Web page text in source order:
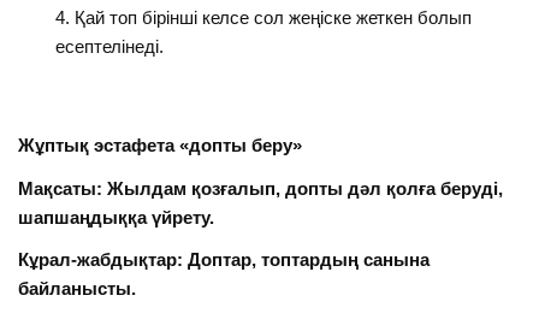
Қай топ бірінші келсе сол жеңіске жеткен болып
есептелінеді.
Жұптық эстафета «допты беру»
Мақсаты: Жылдам қозғалып, допты дәл қолға беруді,
шапшаңдыққа үйрету.
Кұрал-жабдықтар: Доптар, топтардың санына
байланысты.